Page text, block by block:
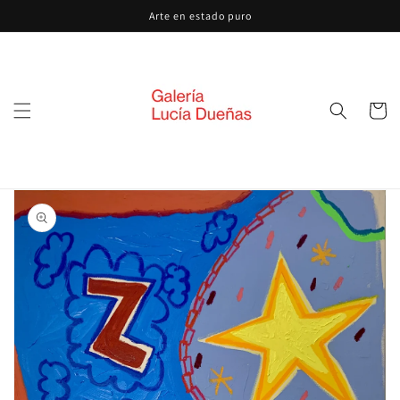
al contenido
Arte en estado puro
Carrito
directamente
a la
información
del producto